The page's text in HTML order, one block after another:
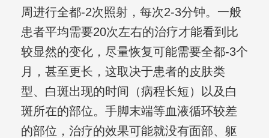
周进行全都-2次照射，每次2-3分钟。一般
患者平均需要20次左右的治疗才能看到比
较显然的变化，尽量恢复可能需要全都-3个
月，甚至更长，这取决于患者的皮肤类
型、白斑出现的时间（病程长短）以及白
斑所在的部位。手脚末端等血液循环较差
的部位，治疗的效果可能就没有面部、躯